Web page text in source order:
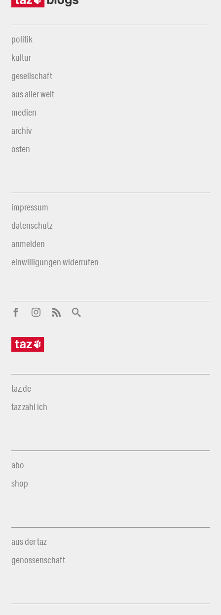
politik
kultur
gesellschaft
aus aller welt
medien
archiv
osten
impressum
datenschutz
anmelden
einwilligungen widerrufen
taz.de
taz zahl ich
abo
shop
aus der taz
genossenschaft